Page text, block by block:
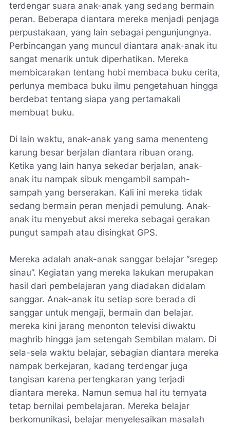
terdengar suara anak-anak yang sedang bermain
peran. Beberapa diantara mereka menjadi penjaga
perpustakaan, yang lain sebagai pengunjungnya.
Perbincangan yang muncul diantara anak-anak itu
sangat menarik untuk diperhatikan. Mereka
membicarakan tentang hobi membaca buku cerita,
perlunya membaca buku ilmu pengetahuan hingga
berdebat tentang siapa yang pertamakali
membuat buku.
Di lain waktu, anak-anak yang sama menenteng
karung besar berjalan diantara ribuan orang.
Ketika yang lain hanya sekedar berjalan, anak-
anak itu nampak sibuk mengambil sampah-
sampah yang berserakan. Kali ini mereka tidak
sedang bermain peran menjadi pemulung. Anak-
anak itu menyebut aksi mereka sebagai gerakan
pungut sampah atau disingkat GPS.
Mereka adalah anak-anak sanggar belajar “sregep
sinau”. Kegiatan yang mereka lakukan merupakan
hasil dari pembelajaran yang diadakan didalam
sanggar. Anak-anak itu setiap sore berada di
sanggar untuk mengaji, bermain dan belajar.
mereka kini jarang menonton televisi diwaktu
maghrib hingga jam setengah Sembilan malam. Di
sela-sela waktu belajar, sebagian diantara mereka
nampak berkejaran, kadang terdengar juga
tangisan karena pertengkaran yang terjadi
diantara mereka. Namun semua hal itu ternyata
tetap bernilai pembelajaran. Mereka belajar
berkomunikasi, belajar menyelesaikan masalah